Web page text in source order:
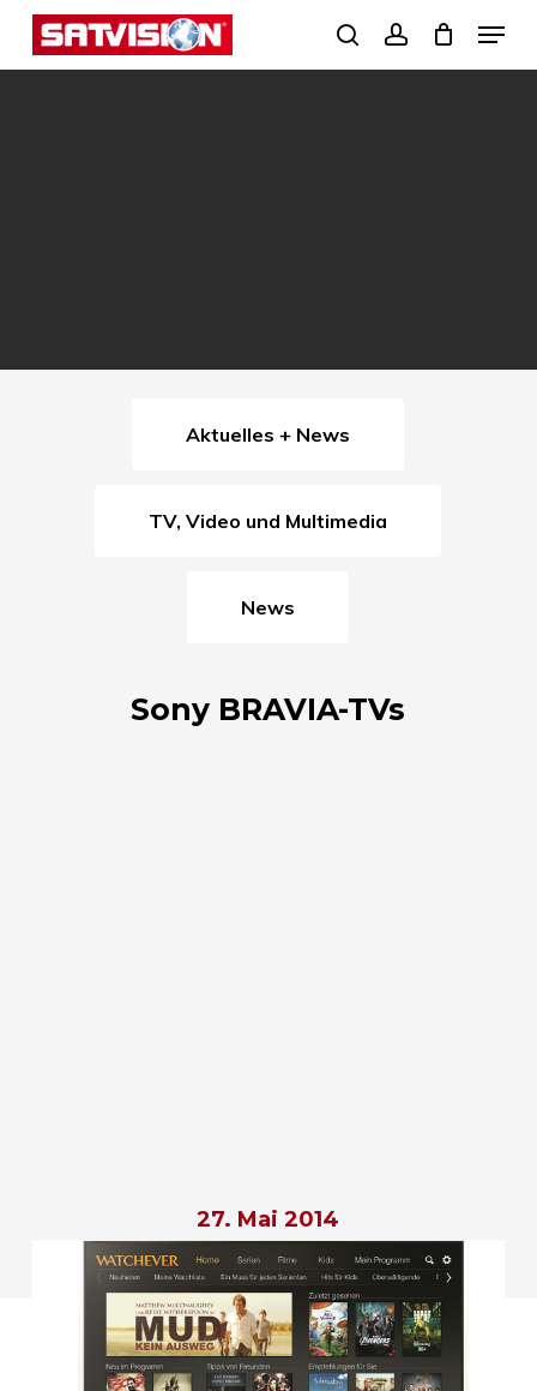
Skip
search
Menu
Aktuelles + News
TV, Video und Multimedia
News
Sony BRAVIA-TVs
27. Mai 2014